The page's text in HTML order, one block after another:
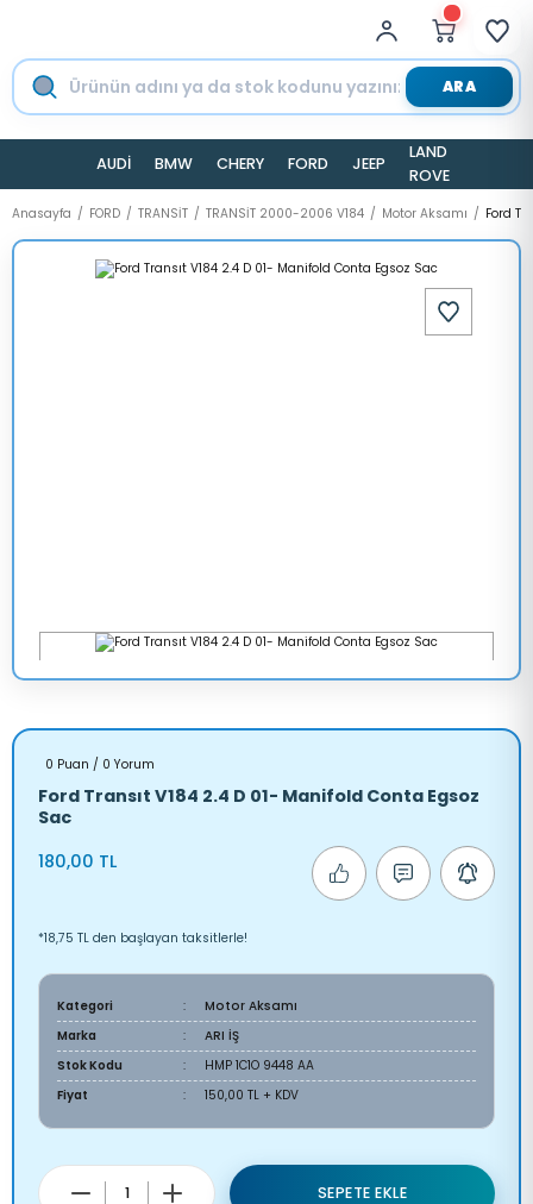
ARA
AUDİ BMW CHERY FORD JEEP
LAND
ROVER
Anasayfa FORD TRANSİT TRANSİT 2000-2006 V184 Motor Aksamı Ford
0 Puan / 0 Yorum
Ford Transıt V184 2.4 D 01- Manifold Conta Egsoz
Sac
180,00 TL
*18,75 TL den başlayan taksitlerle!
Kategori
Motor Aksamı
Marka
ARI İŞ
Stok Kodu
HMP 1C1O 9448 AA
Fiyat
150,00 TL + KDV
SEPETE EKLE